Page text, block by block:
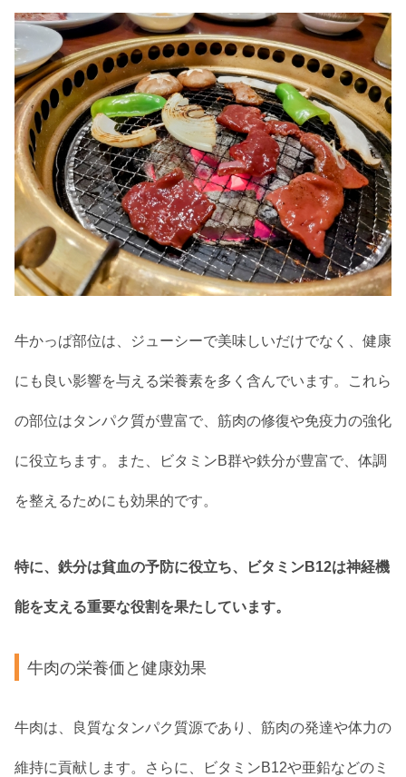
牛かっぱ部位は、ジューシーで美味しいだけでなく、健康
にも良い影響を与える栄養素を多く含んでいます。これら
の部位はタンパク質が豊富で、筋肉の修復や免疫力の強化
に役立ちます。また、ビタミンB群や鉄分が豊富で、体調
を整えるためにも効果的です。
特に、鉄分は貧血の予防に役立ち、ビタミンB12は神経機
能を支える重要な役割を果たしています。
牛肉の栄養価と健康効果
牛肉は、良質なタンパク質源であり、筋肉の発達や体力の
維持に貢献します。さらに、ビタミンB12や亜鉛などのミ